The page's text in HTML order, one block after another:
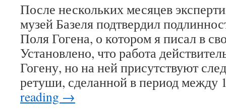
После нескольких месяцев
музей Базеля подтвердил
Поля Гогена, о котором я писал в
Установлено, что работа
Гогену, но на ней присутствуют
ретуши, сделанной в период
reading →